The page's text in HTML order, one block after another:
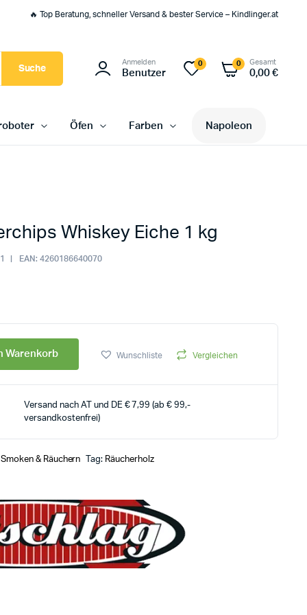
🔥 Top Beratung, schneller Versand & bester Service – Kindlinger.at
Suche
Anmelden
Benutzer
0 0 Gesamt
0,00€
Öfen Farben Napoleon
Whiskey Eiche 1 kg
EAN: 4260186640070
Warenkorb Wunschliste Vergleichen
Versand nach AT und DE € 7,99 (ab € 99,-
versandkostenfrei)
Smoken & Räuchern Tag: Räucherholz